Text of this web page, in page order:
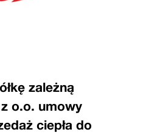
zależną
o.o. umowy
ciepła do